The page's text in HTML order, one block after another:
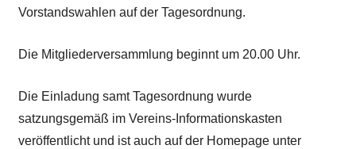
Vorstandswahlen auf der Tagesordnung.
Die Mitgliederversammlung beginnt um 20.00 Uhr.
Die Einladung samt Tagesordnung wurde
satzungsgemäß im Vereins-Informationskasten
veröffentlicht und ist auch auf der Homepage unter